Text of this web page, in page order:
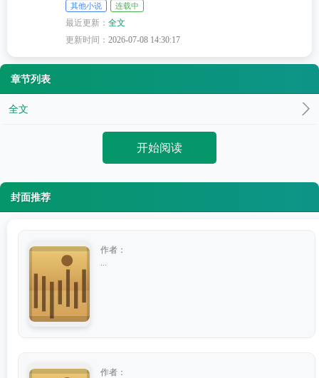
其他小说 连载中
最近更新：全文
更新时间：2026-07-08 14:30:17
章节列表
全文
开始阅读
封面推荐
作者：
作者：